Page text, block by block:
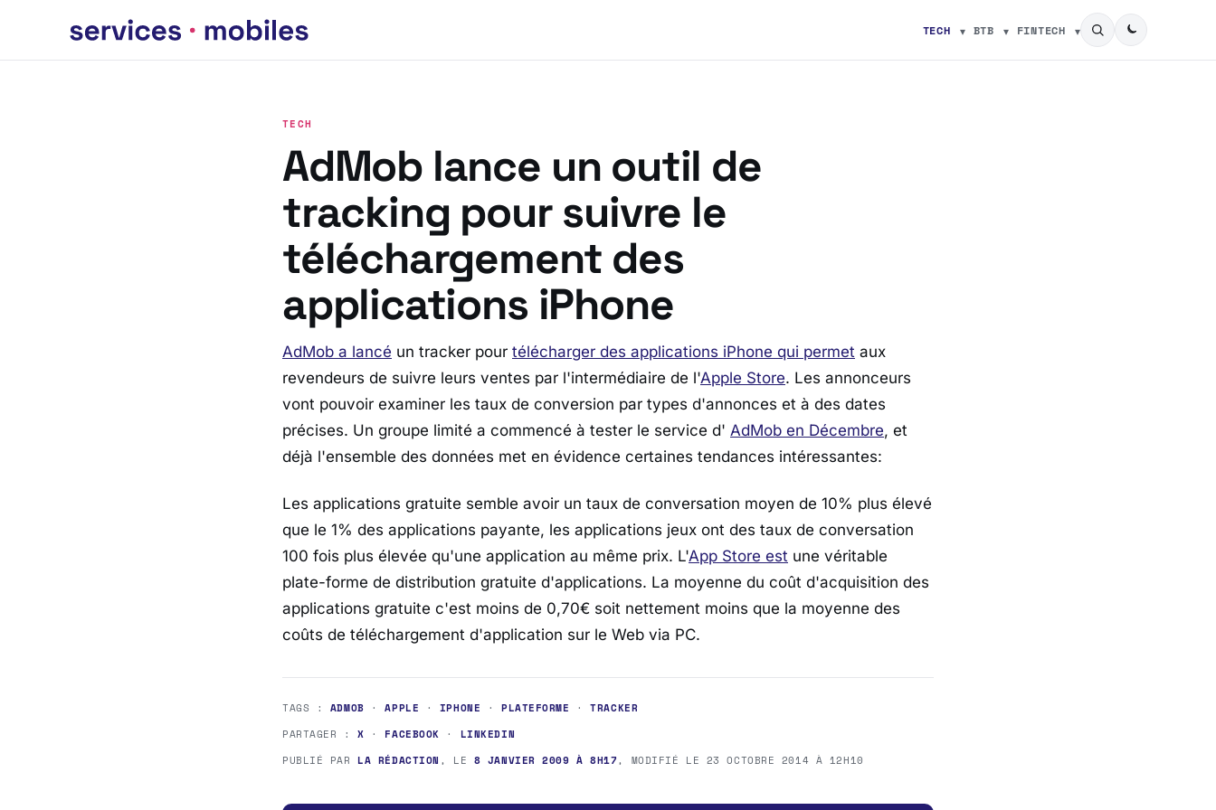
TECH BTB FINTECH
TECH
AdMob lance un outil de
tracking pour suivre le
téléchargement des
applications iPhone
AdMob a lancé un tracker pour télécharger des applications iPhone qui permet aux
revendeurs de suivre leurs ventes par l'intermédiaire de l'Apple Store. Les annonceurs
vont pouvoir examiner les taux de conversion par types d'annonces et à des dates
précises. Un groupe limité a commencé à tester le service d' AdMob en Décembre, et
déjà l'ensemble des données met en évidence certaines tendances intéressantes:
Les applications gratuite semble avoir un taux de conversation moyen de 10% plus élevé
que le 1% des applications payante, les applications jeux ont des taux de conversation
100 fois plus élevée qu'une application au même prix. L'App Store est une véritable
plate-forme de distribution gratuite d'applications. La moyenne du coût d'acquisition des
applications gratuite c'est moins de 0,70€ soit nettement moins que la moyenne des
coûts de téléchargement d'application sur le Web via PC.
TAGS : ADMOB ·APPLE · IPHONE · PLATEFORME ·TRACKER
PARTAGER :X · FACEBOOK · LINKEDIN
PUBLIÉ PAR LA RÉDACTION , LE 8 JANVIER 2009 À 8H17, MODIFIÉ LE 23 OCTOBRE 2014 À 12H10